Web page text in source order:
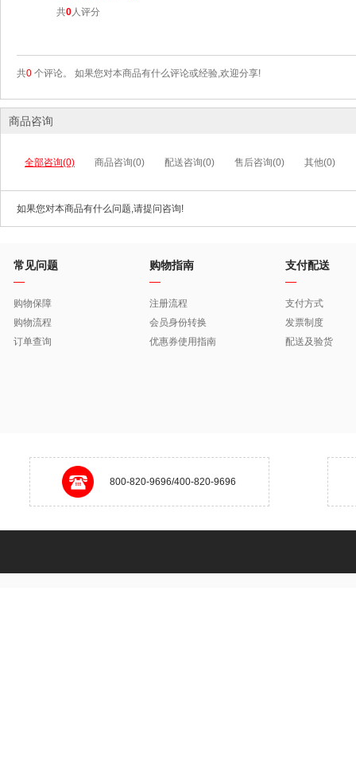
共0人评分
共0 个评论。 如果您对本商品有什么评论或经验,欢迎分享!
商品咨询
全部咨询(0) 商品咨询(0) 配送咨询(0) 售后咨询(0) 其他(0)
如果您对本商品有什么问题,请提问咨询!
常见问题
购物保障
购物流程
订单查询
购物指南
注册流程
会员身份转换
优惠券使用指南
支付配送
支付方式
发票制度
配送及验货
800-820-9696/400-820-9696